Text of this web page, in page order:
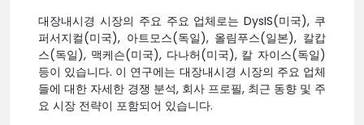
대장내시경 시장의 주요 주요 업체로는 DysIS(미국), 쿠
퍼서지컬(미국), 아트모스(독일), 올림푸스(일본), 칼캅
스(독일), 맥케슨(미국), 다나허(미국), 칼 자이스(독일)
등이 있습니다. 이 연구에는 대장내시경 시장의 주요 업체
들에 대한 자세한 경쟁 분석, 회사 프로필, 최근 동향 및 주
요 시장 전략이 포함되어 있습니다.